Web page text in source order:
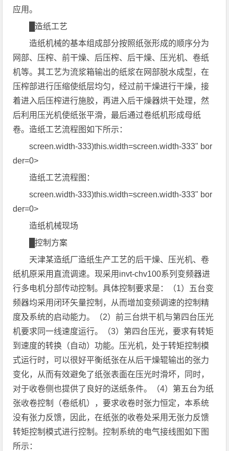
应用。
█造纸工艺
造纸机械的基本组成部分按照纸张形成的顺序分为
网部、压榨、前干燥、后压榨、后干燥、压光机、卷纸
机等。其工艺为流浆箱输出的纸浆在网部脱水成型，在
压榨部进行压缩使纸层均匀，经过前干燥进行干燥，接
着进入后压榨进行施胶，再进入后干燥器烘干处理，然
后利用压光机使纸张平滑，最后通过卷纸机形成母纸
卷。造纸工艺流程图如下所示：
screen.width-333)this.width=screen.width-333" bor
der=0>
造纸工艺流程图：
screen.width-333)this.width=screen.width-333" bor
der=0>
造纸机械现场
█控制方案
天津某造纸厂造纸生产工艺的后干燥、压光机、卷
纸机原采用直流调速。现采用invt-chv100系列变频器进
行多电机分部传动控制。具体控制要求是：（1）五台变
频器均采用闭环矢量控制，从而增加变频调速的控制精
度及系统的启动能力。（2）前三台烘干机与第四台压光
机要求同一线速度运行。（3）第四台压光，要求有转矩
到速度的转换（自动）功能。压光机，处于转矩控制模
式运行时，可以很好平衡纸张在从后干燥辊输出的张力
变化，从而有效避免了纸张表面在压光时滑坏，同时，
对于收卷侧也提供了良好的送纸条件。（4）第五台为纸
张收卷控制（卷纸机），要求收卷时张力恒定，本系统
没有张力反馈，因此，在纸张的收卷处采用无张力反馈
转矩控制模式进行控制。控制系统的电气接线图如下图
所示：